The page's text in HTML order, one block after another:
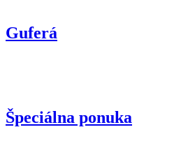
Guferá
Špeciálna ponuka